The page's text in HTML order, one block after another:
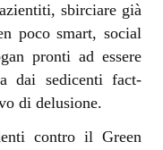
sbirciare già
poco smart, social
pronti ad essere
dai sedicenti fact-
di delusione.
contro il Green